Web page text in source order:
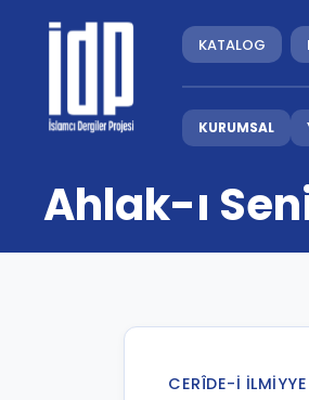
KATALOG
KURUMSAL
Ahlak-ı
CERÎDE-I İLMIYYE